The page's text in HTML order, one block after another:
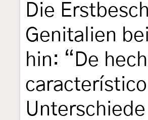
Die
Genitalien bei
hin: “De